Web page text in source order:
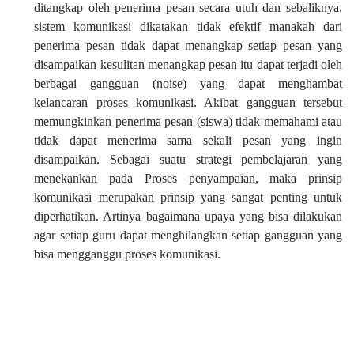
ditangkap oleh penerima pesan secara utuh dan sebaliknya,
sistem komunikasi dikatakan tidak efektif manakah dari
penerima pesan tidak dapat menangkap setiap pesan yang
disampaikan kesulitan menangkap pesan itu dapat terjadi oleh
berbagai gangguan (noise) yang dapat menghambat
kelancaran proses komunikasi. Akibat gangguan tersebut
memungkinkan penerima pesan (siswa) tidak memahami atau
tidak dapat menerima sama sekali pesan yang ingin
disampaikan. Sebagai suatu strategi pembelajaran yang
menekankan pada Proses penyampaian, maka prinsip
komunikasi merupakan prinsip yang sangat penting untuk
diperhatikan. Artinya bagaimana upaya yang bisa dilakukan
agar setiap guru dapat menghilangkan setiap gangguan yang
bisa mengganggu proses komunikasi.